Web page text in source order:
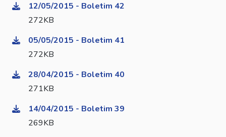
12/05/2015 - Boletim 42
272KB
05/05/2015 - Boletim 41
272KB
28/04/2015 - Boletim 40
271KB
14/04/2015 - Boletim 39
269KB